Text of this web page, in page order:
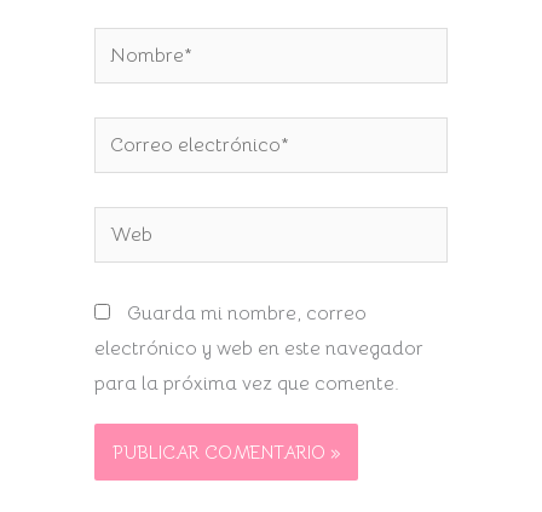
Nombre*
Correo
electrónico*
Web
Guarda mi nombre, correo
electrónico y web en este navegador
para la próxima vez que comente.